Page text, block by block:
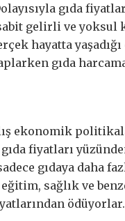
gıda
gelirli ve
hayatta
gıda
ekonomik
fiyatları
gıdaya daha
sağlık ve
ödüyorlar.